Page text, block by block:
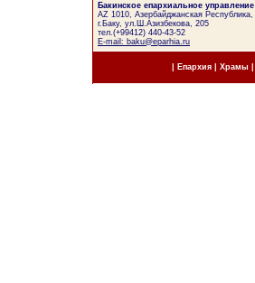
Бакинское епархиальное управление
AZ 1010, Азербайджанская Республика,
г.Баку, ул.Ш.Азизбекова, 205
тел.(+99412) 440-43-52
E-mail: baku@eparhia.ru
Епархия| Храмы